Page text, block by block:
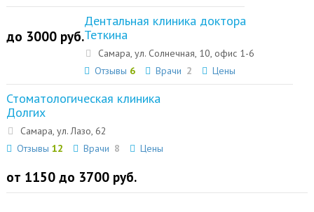
Дентальная клиника доктора
Теткина
Самара, ул. Солнечная, 10, офис 1-6
Отзывы 6 Врачи 2 Цены
до 3000 руб.
Стоматологическая клиника
Долгих
Самара, ул. Лазо, 62
Отзывы 12 Врачи 8 Цены
от 1150 до 3700 руб.